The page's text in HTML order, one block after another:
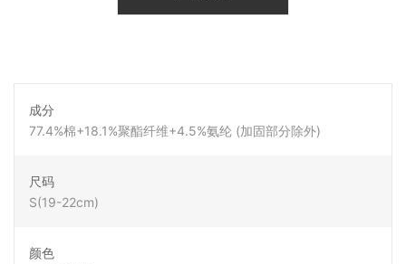
成分
77.4%棉+18.1%聚酯纤维+4.5%氨纶 (加固部分除外)
尺码
S(19-22cm)
颜色